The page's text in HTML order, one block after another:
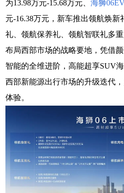
为13.98万元-15.68万元、海狮
元-16.38万元，新车推出领航焕
礼、领航保养礼、领航智联礼多
布局西部市场的战略要地，凭借
智能的全维进阶，高能超享SUV
西部新能源出行市场的升级迭代
体验。